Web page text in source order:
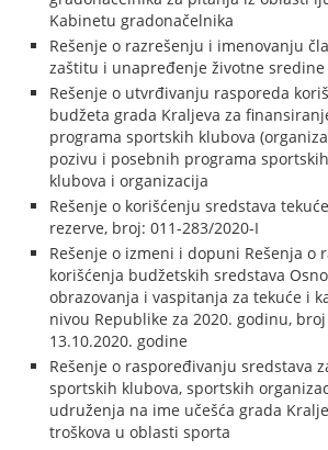
Kabinetu gradonačelnika
Rešenje o razrešenju i imenovanju
zaštitu i unapređenje životne sredine
Rešenje o utvrđivanju rasporeda
budžeta grada Kraljeva za
programa sportskih klubova
pozivu i posebnih programa
klubova i organizacija
Rešenje o korišćenju sredstava
rezerve, broj: 011-283/2020-I
Rešenje o izmeni i dopuni Rešenja o
korišćenja budžetskih sredstava
obrazovanja i vaspitanja za tekuće i
nivou Republike za 2020. godinu,
13.10.2020. godine
Rešenje o raspoređivanju sredstava
sportskih klubova, sportskih
udruženja na ime učešća grada
troškova u oblasti sporta